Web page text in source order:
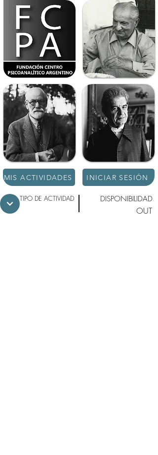
MIS ACTIVIDADES INICIAR SESIÓN
TIPO DE ACTIVIDAD DISPONIBILIDAD
OUT